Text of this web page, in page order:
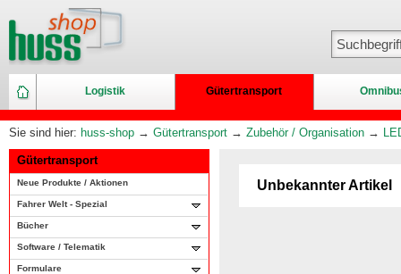
Logistik Gütertransport
Sie sind hier: huss-shop → Gütertransport → Zubehör / Organisation →
Gütertransport
Neue Produkte / Aktionen
Fahrer Welt - Spezial
Bücher
Software / Telematik
Formulare
Unbekannter Artikel